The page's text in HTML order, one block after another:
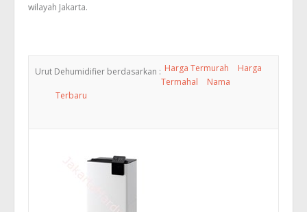
wilayah Jakarta.
Urut Dehumidifier berdasarkan : Harga Termurah
Harga
Termahal
Nama
Terbaru